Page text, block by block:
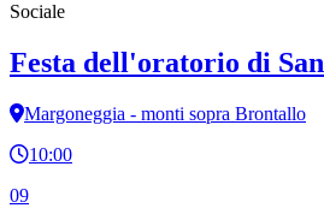
Sociale
Festa dell'oratorio di
Margoneggia - monti sopra Brontallo
10:00
09